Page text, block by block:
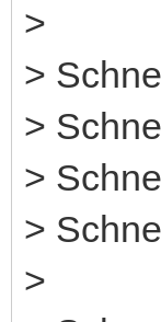
>
>
>
>
>
>